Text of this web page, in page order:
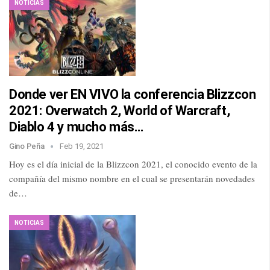
NOTICIAS
Donde ver EN VIVO la conferencia Blizzcon
2021: Overwatch 2, World of Warcraft,
Diablo 4 y mucho más…
Gino Peña Feb 19, 2021
Hoy es el día inicial de la Blizzcon 2021, el conocido evento de la
compañía del mismo nombre en el cual se presentarán novedades
de…
NOTICIAS